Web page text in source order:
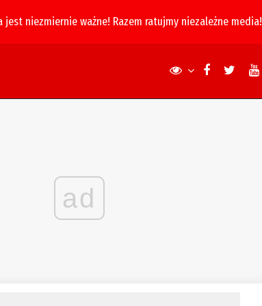
niezmiernie ważne! Razem ratujmy niezależne media!
ad